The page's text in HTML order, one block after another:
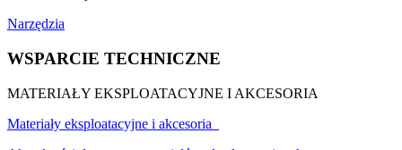
Narzędzia
WSPARCIE TECHNICZNE
MATERIAŁY EKSPLOATACYJNE I AKCESORIA
Materiały eksploatacyjne i akcesoria